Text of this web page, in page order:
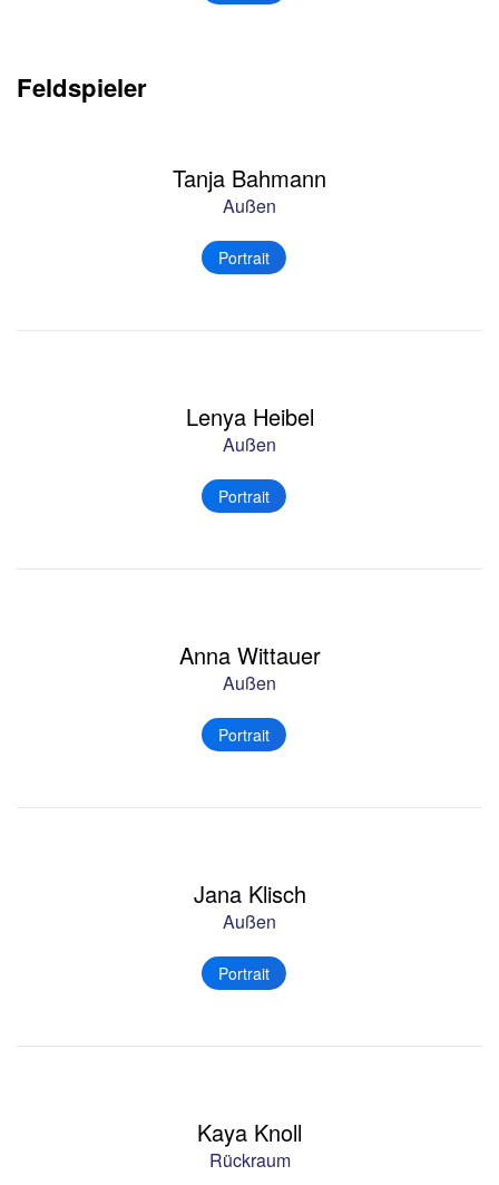
Feldspieler
Tanja Bahmann
Außen
Portrait
Lenya Heibel
Außen
Portrait
Anna Wittauer
Außen
Portrait
Jana Klisch
Außen
Portrait
Kaya Knoll
Rückraum